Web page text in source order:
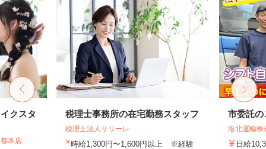
クスタ
本店
税理士事務所の在宅勤務スタッフ
税理士法人サリーレ
時給1,300円〜1,600円以上 ※経験
市委託の
洛北運輸株
日給